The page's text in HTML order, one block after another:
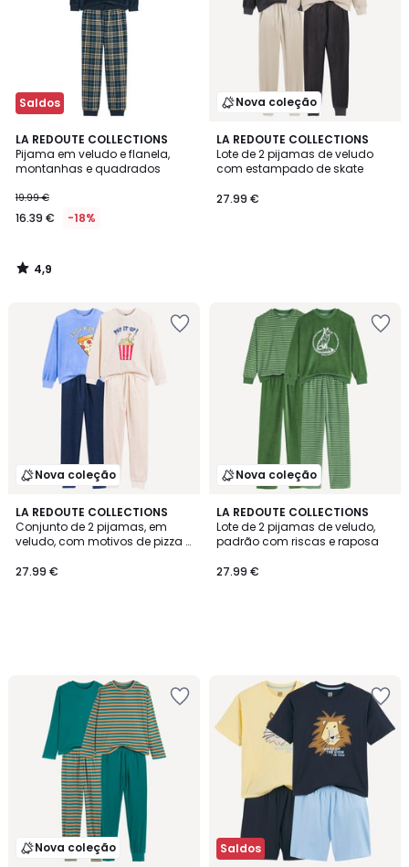
Saldos
LA REDOUTE COLLECTIONS
Pijama em veludo e flanela,
montanhas e quadrados
19.99 €
16.39 € -18%
4,9
/ 5
4,9
/
Nova coleção
LA REDOUTE COLLECTIONS
Lote de 2 pijamas de veludo
com estampado de skate
27.99 €
Nova coleção
LA REDOUTE COLLECTIONS
Conjunto de 2 pijamas, em
veludo, com motivos de pizza e
27.99 €
Nova coleção
LA REDOUTE COLLECTIONS
Lote de 2 pijamas de veludo,
padrão com riscas e raposa
27.99 €
Nova coleção Saldos